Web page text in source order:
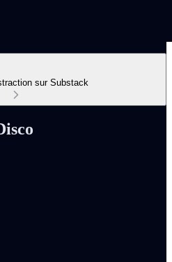
sur Substack